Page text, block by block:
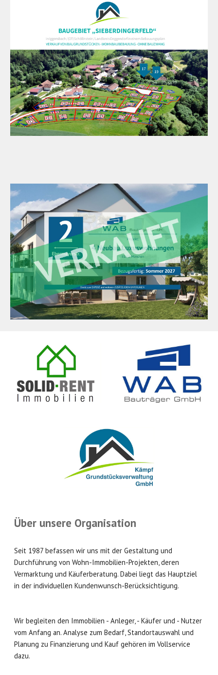
Über unsere Organisation
Seit 1987 befassen wir uns mit der Gestaltung und
Durchführung von Wohn-Immobilien-Projekten, deren
Vermarktung und Käuferberatung. Dabei liegt das Hauptziel
in der individuellen Kundenwunsch-Berücksichtigung.
Wir begleiten den Immobilien - Anleger, - Käufer und - Nutzer
vom Anfang an. Analyse zum Bedarf, Standortauswahl und
Planung zu Finanzierung und Kauf gehören im Vollservice
dazu.